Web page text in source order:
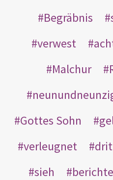
Begräbnis
verwest
Malchur
Gottes Sohn
verleugnet
sieh